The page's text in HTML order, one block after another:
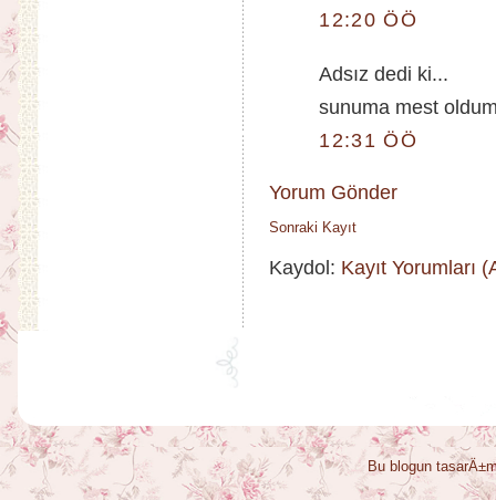
12:20 ÖÖ
Adsız dedi ki...
sunuma mest
12:31 ÖÖ
Yorum Gönder
Sonraki Kayıt
Kaydol: Kayıt Yorumları
Bu blogun